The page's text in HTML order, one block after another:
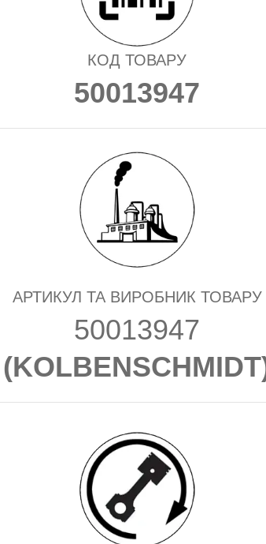
КОД ТОВАРУ
50013947
АРТИКУЛ ТА ВИРОБНИК ТОВАРУ
50013947
(KOLBENSCHMIDT